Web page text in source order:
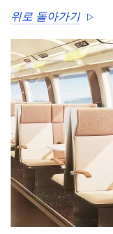
위로 돌아가기